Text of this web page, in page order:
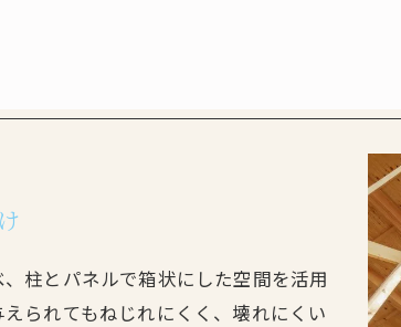
柱とパネルで箱状にした空間を活用
られてもねじれにくく、壊れにくい